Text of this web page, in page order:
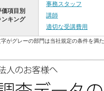
価項目別
ンキング
事務スタッフ
講師
適切な受講費用
がグレーの部門は当社規定の条件を満